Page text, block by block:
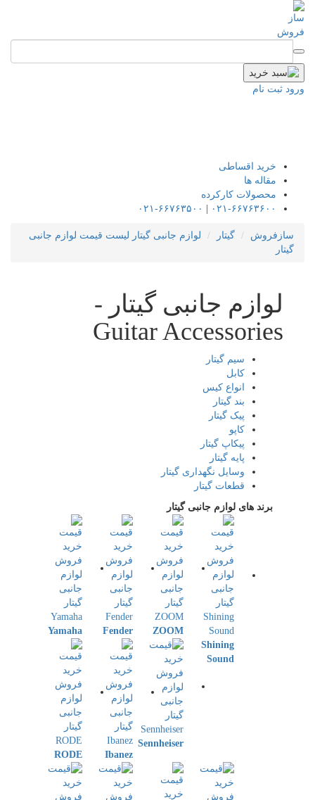
ورود ثبت نام
خرید اقساطی
مقاله ها
محصولات کارکرده
۰۲۱-۶۶۷۶۳۶۰۰
۰۲۱-۶۶۷۶۳۵۰۰
سازفروش گیتار لوازم جانبی گیتار لیست قیمت لوازم جانبی
گیتار
لوازم جانبی گیتار -
Guitar Accessories
سیم گیتار
کابل
انواع کیس
بند گیتار
پیک گیتار
کاپو
پیکاپ گیتار
پایه گیتار
وسایل نگهداری گیتار
قطعات گیتار
برند های لوازم جانبی گیتار
Shining
Sound
ZOOM
Fender
Yamaha
Sennheiser
Ibanez
RODE